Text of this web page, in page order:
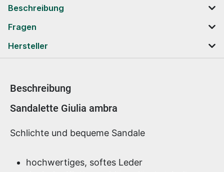
Beschreibung
Fragen
Hersteller
Beschreibung
Produktinformationen
Sandalette Giulia ambra
Schlichte und bequeme Sandale
hochwertiges, softes Leder